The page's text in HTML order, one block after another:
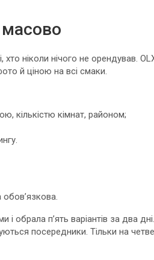
масово
хто ніколи нічого не орендував.
й ціною на всі смаки.
кількістю кімнат, районом;
обрала п’ять варіантів за два
посередники. Тільки на